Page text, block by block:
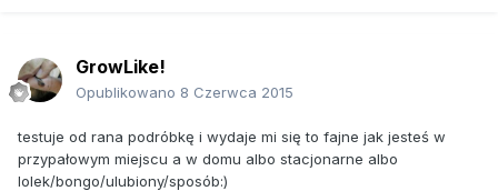
GrowLike!
Opublikowano 8 Czerwca 2015
testuje od rana podróbkę i wydaje mi się to fajne jak jesteś w
przypałowym miejscu a w domu albo stacjonarne albo
lolek/bongo/ulubiony/sposób:)